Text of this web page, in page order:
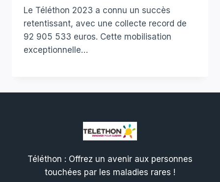
Le Téléthon 2023 a connu un succès
retentissant, avec une collecte record de
92 905 533 euros. Cette mobilisation
exceptionnelle…
Téléthon : Offrez un avenir aux personnes
touchées par les maladies rares !